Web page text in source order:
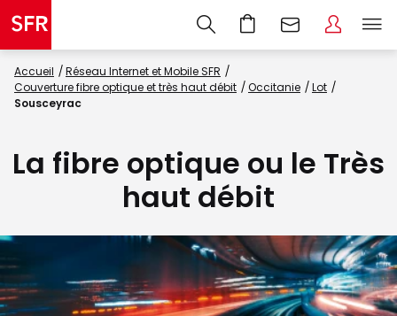
Accueil
Réseau Internet et Mobile SFR
Couverture fibre optique et très haut débit
Occitanie
Lot
Sousceyrac
La fibre optique ou le Très
haut débit